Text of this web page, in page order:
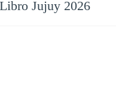
Jujuy 2026